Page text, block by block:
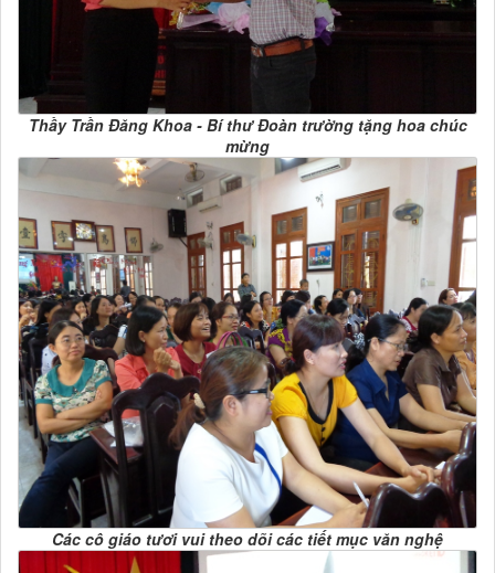
Thầy Trần Đăng Khoa - Bí thư Đoàn trường tặng hoa chúc
mừng
Các cô giáo tươi vui theo dõi các tiết mục văn nghệ